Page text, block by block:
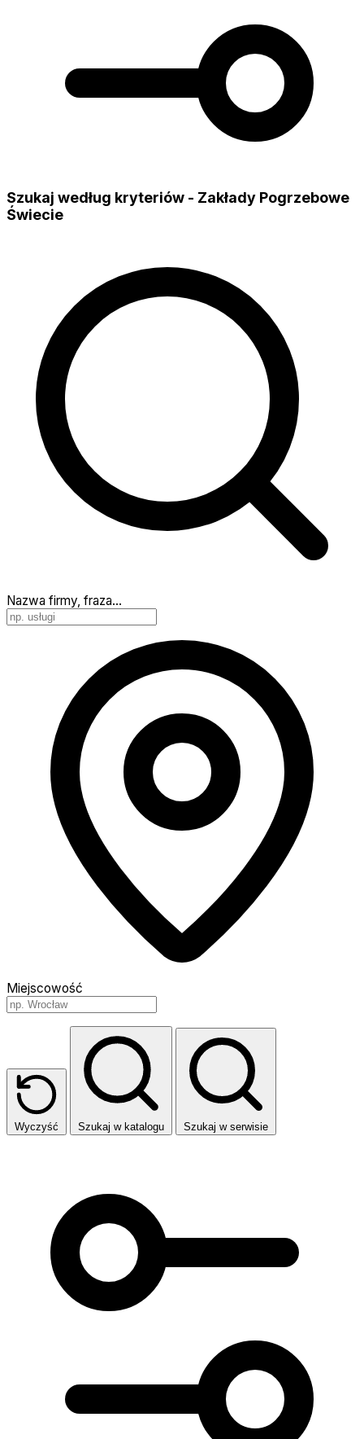
Szukaj według kryteriów - Zakłady Pogrzebowe
Świecie
Nazwa firmy, fraza…
Miejscowość
Wyczyść Szukaj w katalogu Szukaj w serwisie